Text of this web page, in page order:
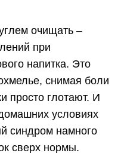
очищать –
при
напитка. Это
снимая боли
просто глотают. И
условиях
синдром намного
сверх нормы.